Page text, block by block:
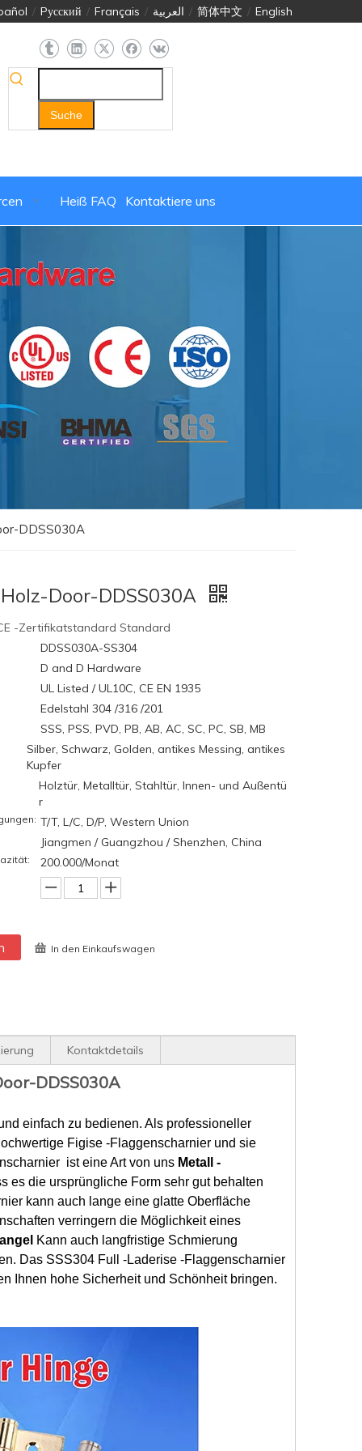
/ Pусский / Français / العربية / 简体中文 / English
Suche
Heiß FAQ Kontaktiere uns
DDSS030A
Door-DDSS030A
-Zertifikatstandard Standard
DDSS030A-SS304
D and D Hardware
UL Listed / UL10C, CE EN 1935
Edelstahl 304 /316 /201
SSS, PSS, PVD, PB, AB, AC, SC, PC, SB, MB
Silber, Schwarz, Golden, antikes Messing, antikes
Kupfer
Holztür, Metalltür, Stahltür, Innen- und Außentü
r
T/T, L/C, D/P, Western Union
Jiangmen / Guangzhou / Shenzhen, China
200.000/Monat
In den Einkaufswagen
Kontaktdetails
DDSS030A
einfach zu bedienen. Als professioneller
Figise -Flaggenscharnier und sie
ist eine Art von uns Metall -
es die ursprüngliche Form sehr gut behalten
kann auch lange eine glatte Oberfläche
verringern die Möglichkeit eines
Kann auch langfristige Schmierung
Das SSS304 Full -Laderise -Flaggenscharnier
Ihnen hohe Sicherheit und Schönheit bringen.